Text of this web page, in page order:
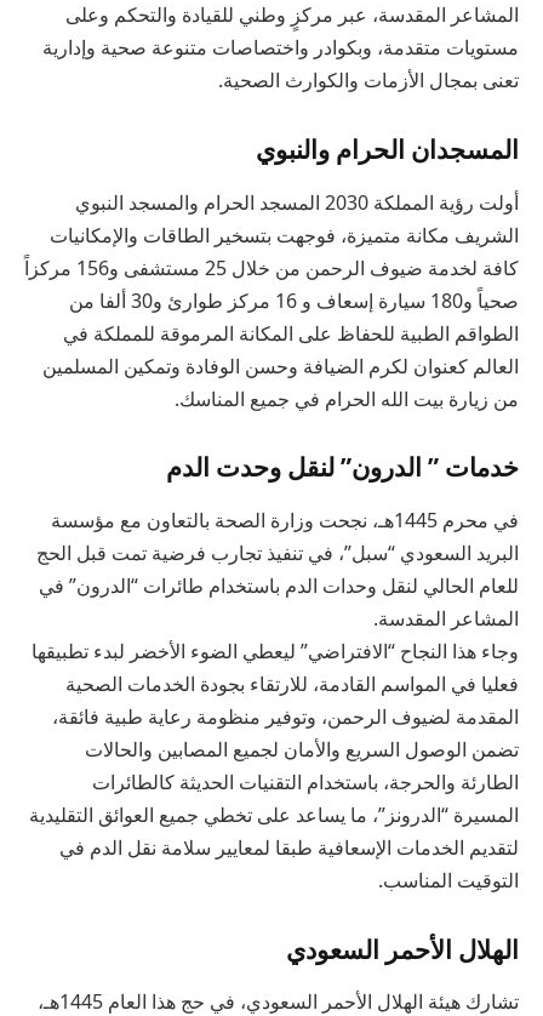
المشاعر المقدسة، عبر مركزٍ وطني للقيادة والتحكم وعلى
مستويات متقدمة، وبكوادر واختصاصات متنوعة صحية وإدارية
تعنى بمجال الأزمات والكوارث الصحية.
المسجدان الحرام والنبوي
أولت رؤية المملكة 2030 المسجد الحرام والمسجد النبوي
الشريف مكانة متميزة، فوجهت بتسخير الطاقات والإمكانيات
كافة لخدمة ضيوف الرحمن من خلال 25 مستشفى و156 مركزاً
صحياً و180 سيارة إسعاف و 16 مركز طوارئ و30 ألفا من
الطواقم الطبية للحفاظ على المكانة المرموقة للمملكة في
العالم كعنوان لكرم الضيافة وحسن الوفادة وتمكين المسلمين
من زيارة بيت الله الحرام في جميع المناسك.
خدمات ” الدرون” لنقل وحدت الدم
في محرم 1445هـ، نجحت وزارة الصحة بالتعاون مع مؤسسة
البريد السعودي “سبل”، في تنفيذ تجارب فرضية تمت قبل الحج
للعام الحالي لنقل وحدات الدم باستخدام طائرات “الدرون” في
المشاعر المقدسة.
وجاء هذا النجاح “الافتراضي” ليعطي الضوء الأخضر لبدء تطبيقها
فعليا في المواسم القادمة، للارتقاء بجودة الخدمات الصحية
المقدمة لضيوف الرحمن، وتوفير منظومة رعاية طبية فائقة،
تضمن الوصول السريع والأمان لجميع المصابين والحالات
الطارئة والحرجة، باستخدام التقنيات الحديثة كالطائرات
المسيرة “الدرونز”، ما يساعد على تخطي جميع العوائق التقليدية
لتقديم الخدمات الإسعافية طبقا لمعايير سلامة نقل الدم في
التوقيت المناسب.
الهلال الأحمر السعودي
تشارك هيئة الهلال الأحمر السعودي، في حج هذا العام 1445هـ،